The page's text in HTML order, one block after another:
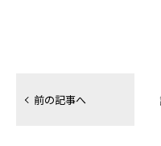
前の記事へ